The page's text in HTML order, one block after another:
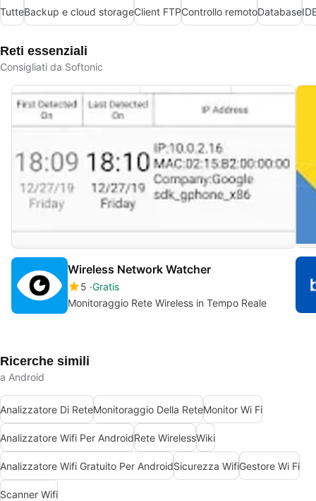
TutteBackup e cloud storageClient FTPControllo remotoDatabase
Reti essenziali
Consigliati da Softonic
Wireless Network Watcher
5 Gratis
Monitoraggio Rete Wireless in Tempo Reale
Ricerche simili
a Android
Analizzatore Di ReteMonitoraggio Della ReteMonitor Wi Fi
Analizzatore Wifi Per AndroidRete WirelessWiki
Analizzatore Wifi Gratuito Per AndroidSicurezza WifiGestore Wi Fi
Scanner Wifi